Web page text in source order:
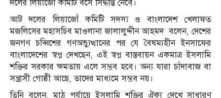
দলের লিয়াজোঁ কমিটি বসে সিদ্ধান্ত নেবে।
আট দলের লিয়াজোঁ কমিটি সদস্য ও বাংলাদেশ খেলাফত
মজলিসের মহাসচিব মাওলানা জালালুদ্দীন আহমদ বলেন, দেশের
জনগণ চব্বিশের গণঅভ্যুত্থানের পর যে বৈষম্যহীন ইনসাফের
বাংলাদেশের স্বপ্ন দেখছেন, এই স্বপ্ন বাস্তবায়ন একমাত্র ইসলামি
শক্তির সরকার ক্ষমতায় এলে সম্ভব হবে। অন্য যারা চাঁদাবাজ বা
সন্ত্রাসী গোষ্ঠী আছে, তাদের মাধ্যমে সম্ভব নয়।
তিনি বলেন, মাঠ পর্যায়ে ইসলামি শক্তির ঐক্য দেখে সাধারণ